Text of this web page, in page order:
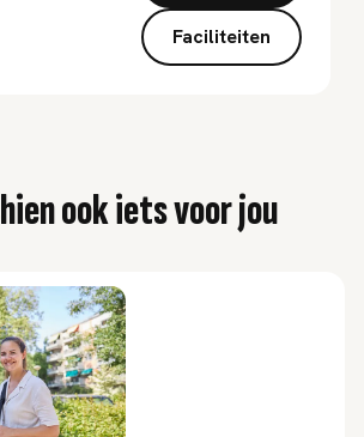
Faciliteiten
ook iets voor jou